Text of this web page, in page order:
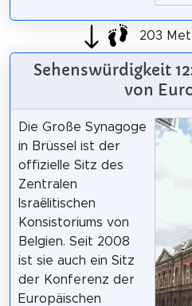
203
Sehenswürdigkeit
von
Die Große Synagoge
in Brüssel ist der
offizielle Sitz des
Zentralen
Israëlitischen
Konsistoriums von
Belgien. Seit 2008
ist sie auch ein Sitz
der Konferenz der
Europäischen